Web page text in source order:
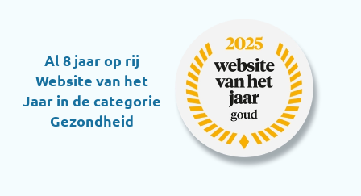
Al 8 jaar op rij
Website van het
Jaar in de categorie
Gezondheid